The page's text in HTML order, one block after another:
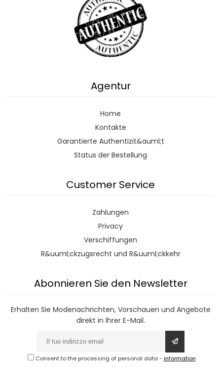
Agentur
Home
Kontakte
Garantierte Authentizit&auml;t
Status der Bestellung
Customer Service
Zahlungen
Privacy
Verschiffungen
R&uuml;ckzugsrecht und R&uuml;ckkehr
Abonnieren Sie den Newsletter
Erhalten Sie Modenachrichten, Vorschauen und Angebote
direkt in Ihrer E-Mail.
Consent to the processing of personal data - information